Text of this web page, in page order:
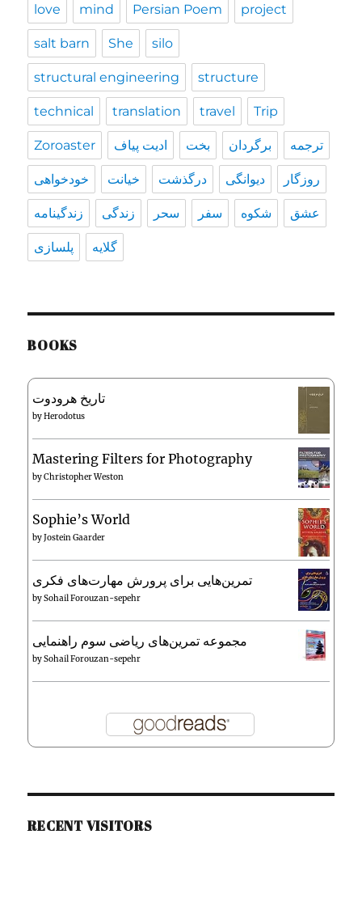
love mind Persian Poem project
salt barn She silo
structural engineering structure
technical translation travel Trip
Zoroaster ادیت پیاف بخت برگردان ترجمه
خودخواهی خیانت درگذشت دیوانگی روزگار
زندگينامه زندگی سحر سفر شکوه عشق
پلسازی گلایه
BOOKS
تاریخ هرودوت
byHerodotus
Mastering Filters for Photography
byChristopher Weston
Sophie’s World
byJostein Gaarder
تمرین‌هایی برای پرورش مهارت‌های فکری
bySohail Forouzan-sepehr
مجموعه تمرین‌های ریاضی سوم راهنمایی
bySohail Forouzan-sepehr
RECENT VISITORS